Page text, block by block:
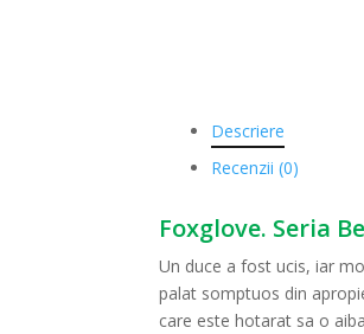
Descriere
Recenzii (0)
Foxglove. Seria
Un duce a fost ucis, iar
palat somptuos din
care este hotarat sa o